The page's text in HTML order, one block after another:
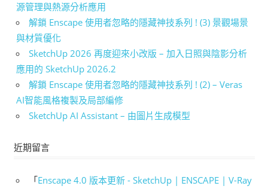
源管理與熱源分析應用
解鎖 Enscape 使用者忽略的隱藏神技系列 ! (3) 景觀場景
與材質優化
SketchUp 2026 再度迎來小改版 – 加入日照與陰影分析
應用的 SketchUp 2026.2
解鎖 Enscape 使用者忽略的隱藏神技系列 ! (2) – Veras
AI智能風格複製及局部編修
SketchUp AI Assistant – 由圖片生成模型
近期留言
「Enscape 4.0 版本更新 - SketchUp | ENSCAPE | V-Ray